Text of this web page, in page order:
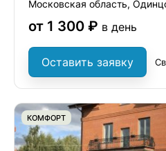
от 1 300 ₽ в день
Оставить заявку
КОМФОРТ